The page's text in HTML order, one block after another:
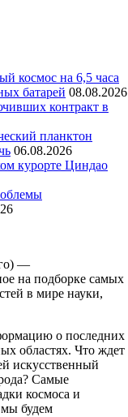
космос на 6,5 часа
батарей 08.08.2026
контракт в
планктон
06.08.2026
курорте Циндао
—
на подборке самых
в мире науки,
о последних
областях. Что ждет
искусственный
Самые
космоса и
будем